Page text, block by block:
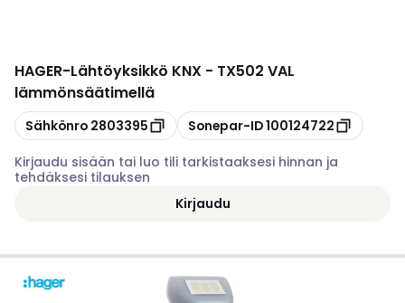
HAGER-Lähtöyksikkö KNX - TX502 VAL
lämmönsäätimellä
Kopioi
Sähkönro 2803395 Kopioi
Sonepar-ID100124722
Kirjaudu sisään tai luo tili tarkistaaksesi hinnan ja
tehdäksesi tilauksen
Kirjaudu